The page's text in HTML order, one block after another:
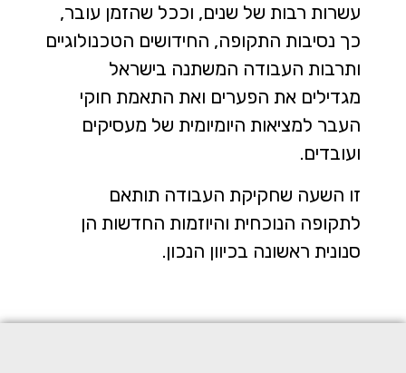
עשרות רבות של שנים, וככל שהזמן עובר,
כך נסיבות התקופה, החידושים הטכנולוגיים
ותרבות העבודה המשתנה בישראל
מגדילים את הפערים ואת התאמת חוקי
העבר למציאות היומיומית של מעסיקים
ועובדים.
זו השעה שחקיקת העבודה תותאם
לתקופה הנוכחית והיוזמות החדשות הן
סנונית ראשונה בכיוון הנכון.